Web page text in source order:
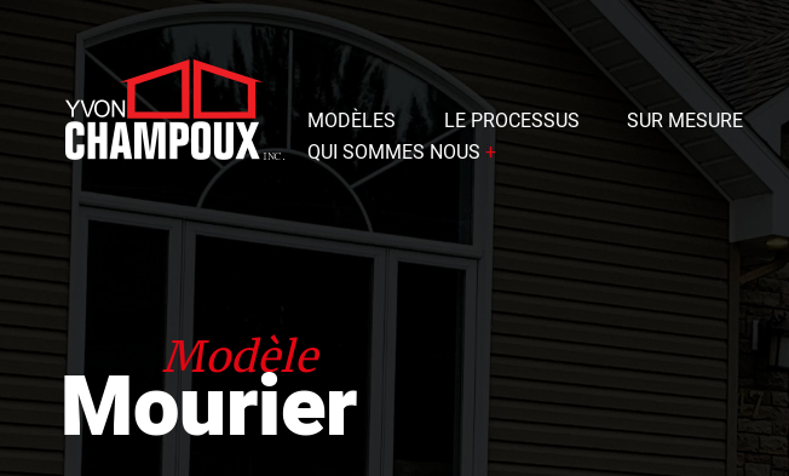
MODÈLES LE PROCESSUS SUR MESURE
QUI SOMMES NOUS +
Représentants
Histoire
Avantages
Modèle
Mourier